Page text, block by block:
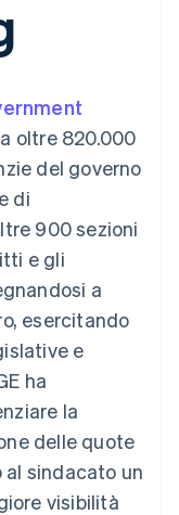
oltre 820.000
del governo
di
900 sezioni
e gli
a
esercitando
e
ha
la
delle quote
sindacato un
visibilità